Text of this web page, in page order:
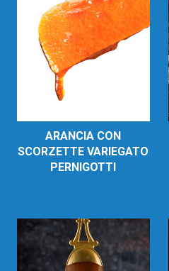
ARANCIA CON
SCORZETTE VARIEGATO
PERNIGOTTI